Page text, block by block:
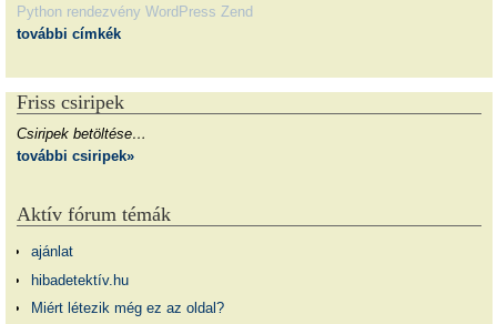
Python rendezvény WordPress Zend
további címkék
Friss csiripek
Csiripek betöltése…
további csiripek»
Aktív fórum témák
ajánlat
hibadetektív.hu
Miért létezik még ez az oldal?